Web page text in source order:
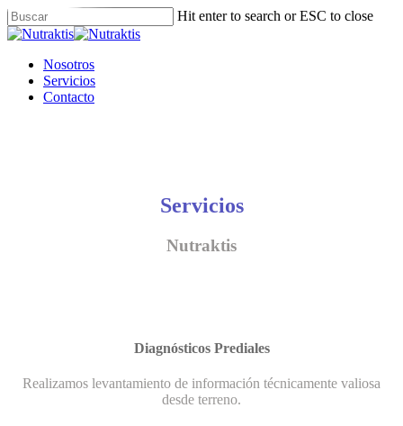
Skip
to
content
Hit enter to search or ESC to close
Close
Menu
Nosotros
Servicios
Contacto
Servicios
Nutraktis
Diagnósticos Prediales
Realizamos levantamiento de información técnicamente valiosa
desde terreno.